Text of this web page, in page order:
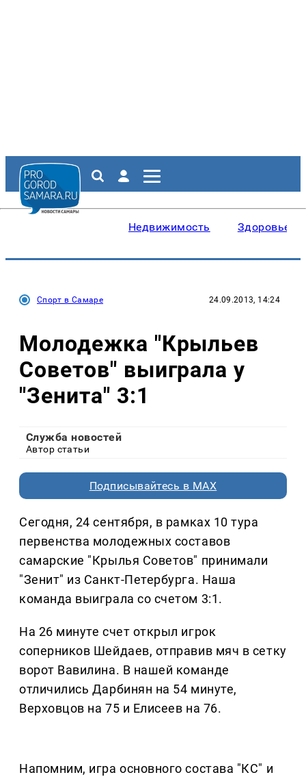
Недвижимость Здоровье
Спорт в Самаре 24.09.2013, 14:24
Молодежка "Крыльев
Советов" выиграла у
"Зенита" 3:1
Служба новостей
Автор статьи
Подписывайтесь в MAX
Сегодня, 24 сентября, в рамках 10 тура
первенства молодежных составов
самарские "Крылья Советов" принимали
"Зенит" из Санкт-Петербурга. Наша
команда выиграла со счетом 3:1.
На 26 минуте счет открыл игрок
соперников Шейдаев, отправив мяч в сетку
ворот Вавилина. В нашей команде
отличились Дарбинян на 54 минуте,
Верховцов на 75 и Елисеев на 76.
Напомним, игра основного состава "КС" и